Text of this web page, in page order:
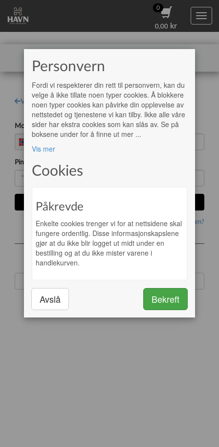
0,00 kr
0
0,00 kr
0
Vis alle innloggingsmuligheter
Mobilnummer:
Pin-kode
Glemt pin-koden?
Har du ingen bruker?
Personvern
Fordi vi respekterer din rett til personvern, kan du
velge å ikke tillate noen typer cookies. Å blokkere
noen typer cookies kan påvirke din opplevelse av
nettstedet og tjenestene vi kan tilby. Ikke alle våre
sider har ekstra cookies som kan slås av. Se på
boksene under for å finne ut mer ...
Vis mer
Cookies
Påkrevde
Enkelte cookies trenger vi for at nettsidene skal
fungere ordentlig. Disse informasjonskapslene
gjør at du ikke blir logget ut midt under en
bestilling og at du ikke mister varene i
handlekurven.
Avslå Bekreft